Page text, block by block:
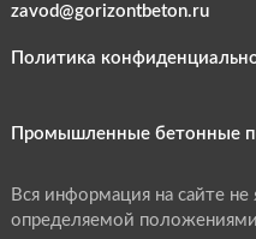
zavod@gorizontbeton.ru
Политика
Промышленные бетонные
Вся информация на сайте
определяемой